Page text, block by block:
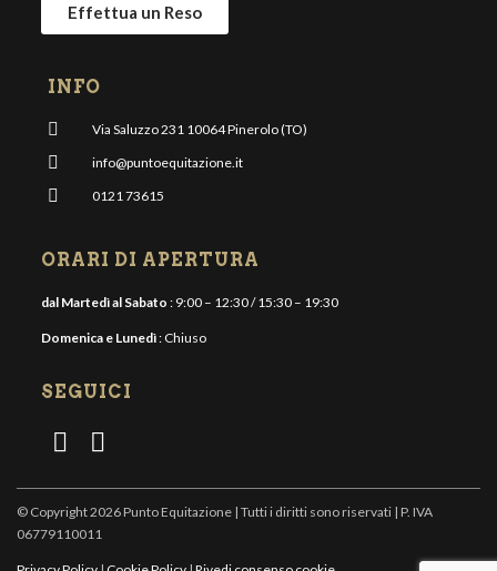
Effettua un Reso
INFO
Via Saluzzo 231 10064 Pinerolo (TO)
info@puntoequitazione.it
0121 73615
ORARI DI APERTURA
dal Martedì al Sabato : 9:00 – 12:30 / 15:30 – 19:30
Domenica e Lunedì: Chiuso
SEGUICI
© Copyright 2026 Punto Equitazione | Tutti i diritti sono riservati | P. IVA
06779110011